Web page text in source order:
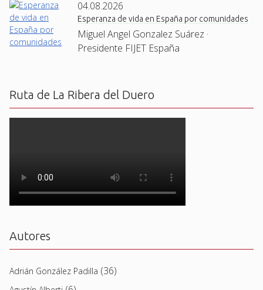
04.08.2026
Esperanza de vida en España por comunidades
Miguel Angel Gonzalez Suárez ·
Presidente FIJET España
Ruta de La Ribera del Duero
Autores
Adrián González Padilla (36)